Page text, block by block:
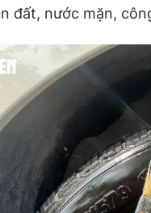
đất, nước mặn,